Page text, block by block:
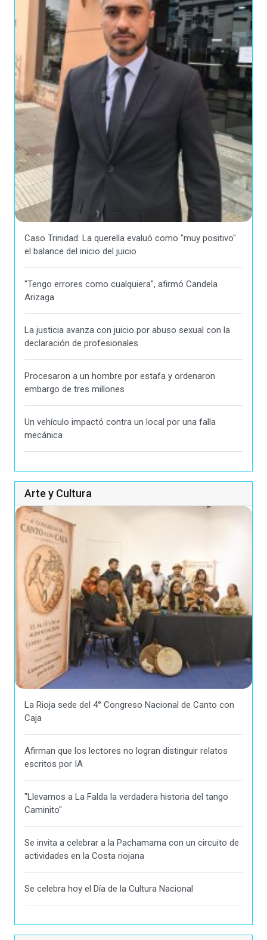
Caso Trinidad: La querella evaluó como "muy positivo"
el balance del inicio del juicio
"Tengo errores como cualquiera", afirmó Candela
Arizaga
La justicia avanza con juicio por abuso sexual con la
declaración de profesionales
Procesaron a un hombre por estafa y ordenaron
embargo de tres millones
Un vehículo impactó contra un local por una falla
mecánica
Arte y Cultura
La Rioja sede del 4° Congreso Nacional de Canto con
Caja
Afirman que los lectores no logran distinguir relatos
escritos por IA
"Llevamos a La Falda la verdadera historia del tango
Caminito"
Se invita a celebrar a la Pachamama con un circuito de
actividades en la Costa riojana
Se celebra hoy el Día de la Cultura Nacional